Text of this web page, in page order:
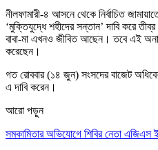
নীলফামারী-৪ আসনে থেকে নির্বাচিত
‘মুক্তিযুদ্ধে শহীদের সন্তান’ দাবি করে
বাবা-মা এখনও জীবিত আছেন। তবে এই
করেছেন।
গত রোববার (১৪ জুন) সংসদের বাজেট
এ দাবি করেন।
আরো পড়ুন
সমকামিতার অভিযোগে শিবির নেতা এজিএস